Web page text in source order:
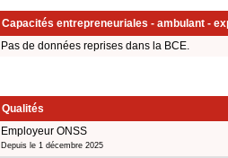
Capacités entrepreneuriales - ambulant -
Pas de données reprises dans la BCE.
Qualités
Employeur ONSS
Depuis le 1 décembre 2025